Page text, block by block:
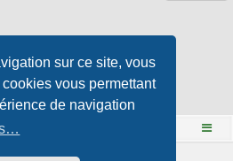
sur ce site, vous
vous permettant
de navigation
dans ce forum
dans ce forum
dans ce forum
jointes dans ce forum
du forum
® Forum Software © phpBB Limited